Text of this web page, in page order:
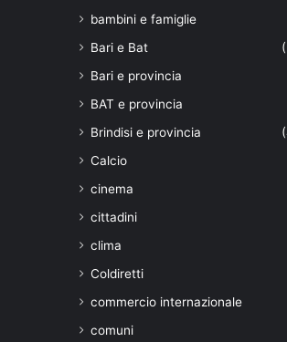
bambini e famiglie
Bari e Bat
Bari e provincia
BAT e provincia
Brindisi e provincia
Calcio
cinema
cittadini
clima
Coldiretti
commercio internazionale
comuni